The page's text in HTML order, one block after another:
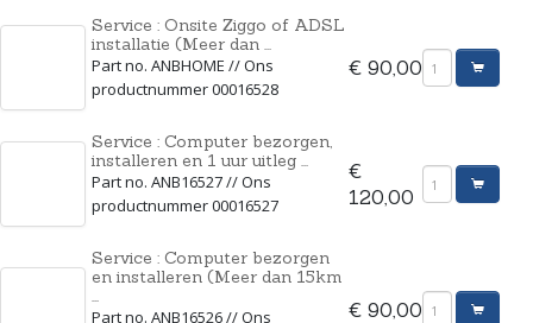
Service : Onsite Ziggo of ADSL
installatie (Meer dan ...
Part no. ANBHOME // Ons
productnummer 00016528
€ 90,00
Service : Computer bezorgen,
installeren en 1 uur uitleg ...
Part no. ANB16527 // Ons
productnummer 00016527
€
120,00
Service : Computer bezorgen
en installeren (Meer dan 15km
...
Part no. ANB16526 // Ons
€ 90,00